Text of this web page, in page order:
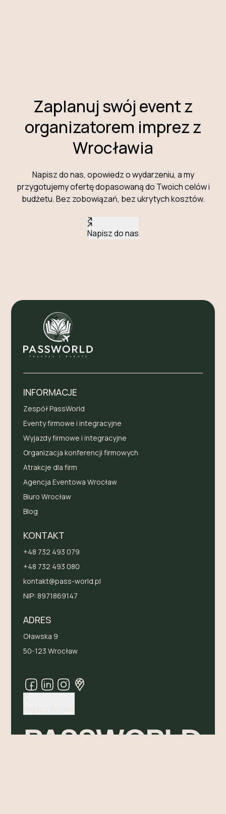
Zaplanuj swój event z
organizatorem imprez z
Wrocławia
Napisz do nas, opowiedz o wydarzeniu, a my
przygotujemy ofertę dopasowaną do Twoich celów i
budżetu. Bez zobowiązań, bez ukrytych kosztów.
Napisz do nas
INFORMACJE
Zespół PassWorld
Eventy firmowe i integracyjne
Wyjazdy firmowe i integracyjne
Organizacja konferencji firmowych
Atrakcje dla firm
Agencja Eventowa Wrocław
Biuro Wrocław
Blog
KONTAKT
+48 732 493 079
+48 732 493 080
kontakt@pass-world.pl
NIP: 8971869147
ADRES
Oławska 9
50-123 Wrocław